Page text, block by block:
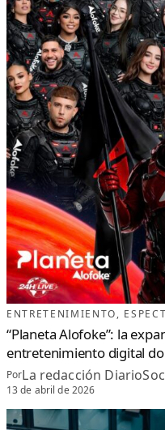
ENTRETENIMIENTO,
“Planeta Alofoke”: la
entretenimiento digital
PorLa redacción
13 de abril de 2026